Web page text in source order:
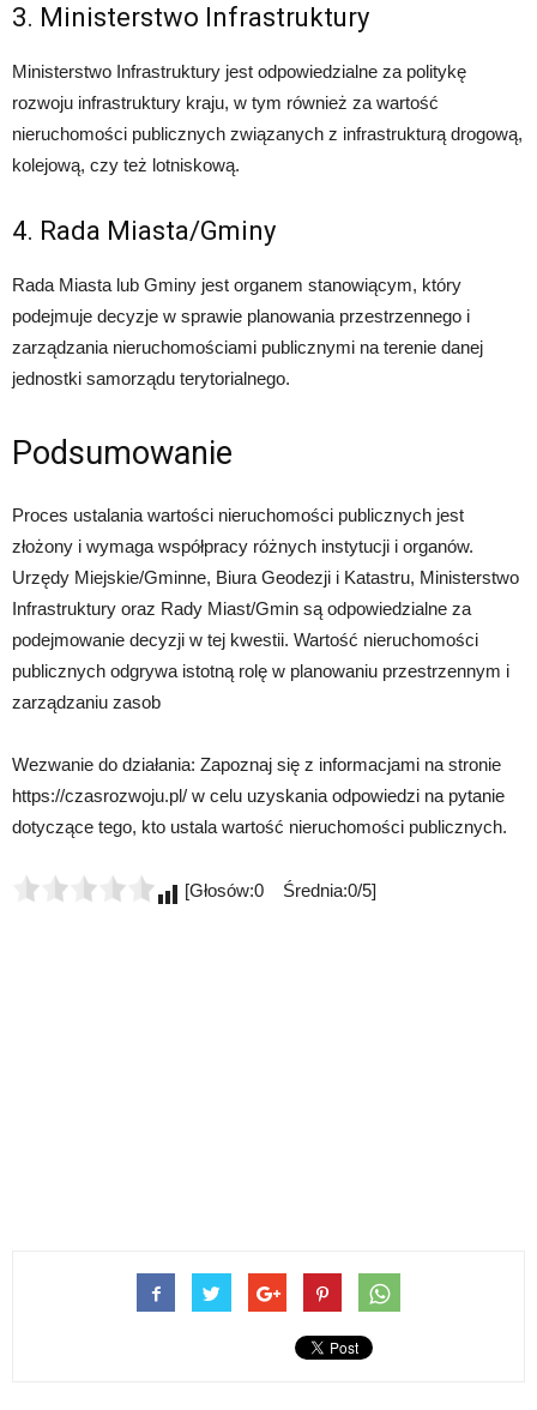
3. Ministerstwo Infrastruktury
Ministerstwo Infrastruktury jest odpowiedzialne za politykę
rozwoju infrastruktury kraju, w tym również za wartość
nieruchomości publicznych związanych z infrastrukturą drogową,
kolejową, czy też lotniskową.
4. Rada Miasta/Gminy
Rada Miasta lub Gminy jest organem stanowiącym, który
podejmuje decyzje w sprawie planowania przestrzennego i
zarządzania nieruchomościami publicznymi na terenie danej
jednostki samorządu terytorialnego.
Podsumowanie
Proces ustalania wartości nieruchomości publicznych jest
złożony i wymaga współpracy różnych instytucji i organów.
Urzędy Miejskie/Gminne, Biura Geodezji i Katastru, Ministerstwo
Infrastruktury oraz Rady Miast/Gmin są odpowiedzialne za
podejmowanie decyzji w tej kwestii. Wartość nieruchomości
publicznych odgrywa istotną rolę w planowaniu przestrzennym i
zarządzaniu zasob
Wezwanie do działania: Zapoznaj się z informacjami na stronie
https://czasrozwoju.pl/ w celu uzyskania odpowiedzi na pytanie
dotyczące tego, kto ustala wartość nieruchomości publicznych.
[Głosów:0 Średnia:0/5]